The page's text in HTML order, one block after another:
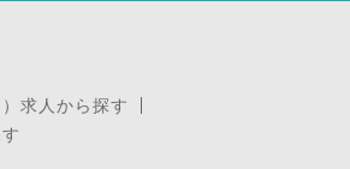
求人から探す